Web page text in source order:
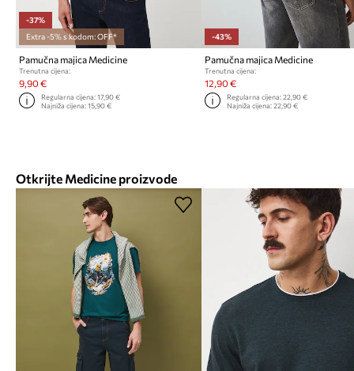
-37%
Extra -5% s kodom: OFF*
Pamučna majica Medicine
Trenutna cijena:
9,90 €
Regularna cijena:17,90 €
Najniža cijena:15,90 €
-43%
Pamučna majica Medicine
Trenutna cijena:
12,90 €
Regularna cijena: 22,90 €
Najniža cijena: 22,90 €
Otkrijte Medicine proizvode